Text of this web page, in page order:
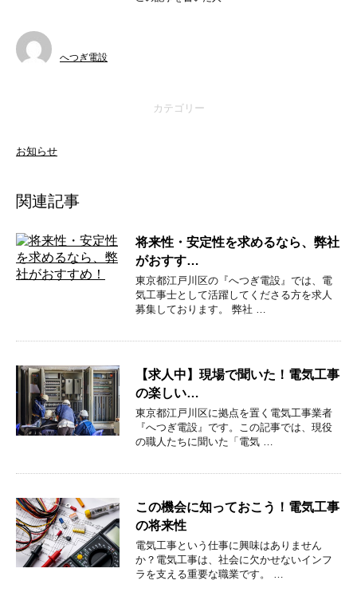
へつぎ電設
カテゴリー
お知らせ
関連記事
将来性・安定性を求めるなら、弊社
がおすす…
東京都江戸川区の『へつぎ電設』では、電
気工事士として活躍してくださる方を求人
募集しております。 弊社 …
【求人中】現場で聞いた！電気工事
の楽しい…
東京都江戸川区に拠点を置く電気工事業者
『へつぎ電設』です。この記事では、現役
の職人たちに聞いた「電気 …
この機会に知っておこう！電気工事
の将来性
電気工事という仕事に興味はありません
か？電気工事は、社会に欠かせないインフ
ラを支える重要な職業です。 …